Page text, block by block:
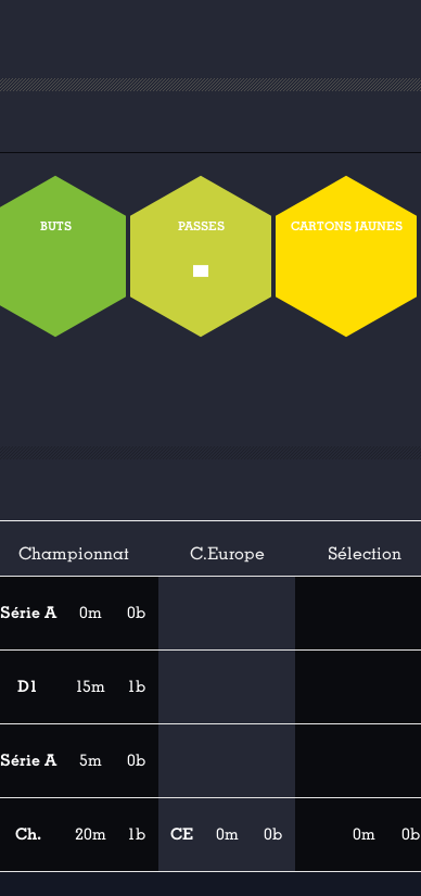
BUTS PASSES
-
CARTONS JAUNES
Championnat C.Europe Sélection
Série A 0m 0b
D1 15m 1b
Série A 5m 0b
Ch. 20m 1b CE 0m 0b 0m 0b